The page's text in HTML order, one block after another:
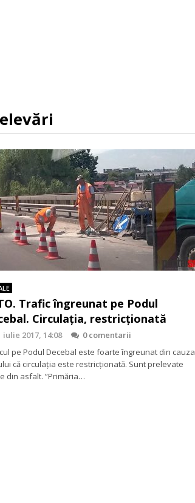
Trafic îngreunat pe Podul
Circulația, restricționată
iulie 2017, 14:08
0 comentarii
pe Podul Decebal este foarte îngreunat din cauza
că circulația este restricționată. Sunt prelevate
din asfalt. ”Primăria…